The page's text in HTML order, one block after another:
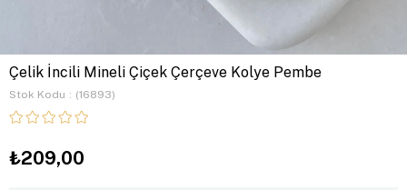
Çelik İncili Mineli Çiçek Çerçeve Kolye Pembe
Stok Kodu (16893)
₺209,00